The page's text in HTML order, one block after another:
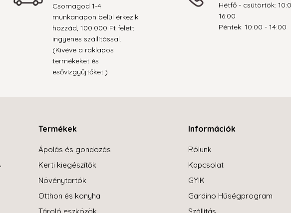
Csomagod 1-4
munkanapon belül érkezik
hozzád, 100.000 Ft felett
ingyenes szállítással.
(Kivéve a raklapos
termékeket és
esővízgyűjtőket.)
Hétfő - csütörtök:
16:00
Péntek: 10:00 - 14:00
Termékek
Ápolás és gondozás
Kerti kiegészítők
Növénytartók
Otthon és konyha
Információk
Rólunk
Kapcsolat
GYIK
Gardino Hűségprogram